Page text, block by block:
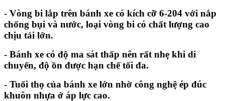
- Vòng bi lắp trên bánh xe có kích cỡ 6-204 với nắp
chống bụi và nước, loại vòng bi có chất lượng cao
chịu tải lớn.
- Bánh xe có độ ma sát thấp nên rất nhẹ khi di
chuyển, độ ồn được hạn chế tối đa.
- Tuổi thọ của bánh xe lớn nhờ công nghệ ép đúc
khuôn nhựa ở áp lực cao.